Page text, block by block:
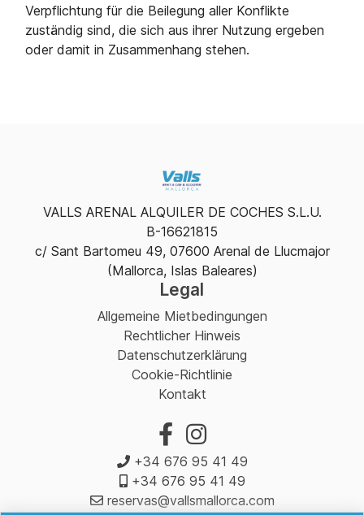
Verpflichtung für die Beilegung aller Konflikte
zuständig sind, die sich aus ihrer Nutzung ergeben
oder damit in Zusammenhang stehen.
VALLS ARENAL ALQUILER DE COCHES S.L.U.
B-16621815
c/ Sant Bartomeu 49, 07600 Arenal de Llucmajor
(Mallorca, Islas Baleares)
Legal
Allgemeine Mietbedingungen
Rechtlicher Hinweis
Datenschutzerklärung
Cookie-Richtlinie
Kontakt
+34 676 95 41 49
+34 676 95 41 49
reservas@vallsmallorca.com